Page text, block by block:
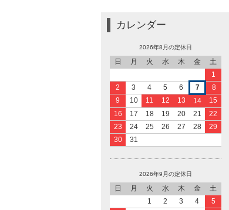
カレンダー
2026年8月の定休日
日 月 火 水 木 金
土
1
2
3 4 5 6 7
8
9
10 11 12 13 14
15
16
17 18 19 20 21
22
23
24 25 26 27 28
29
30
31
2026年9月の定休日
日 月 火 水 木 金
土
1
2 3 4
5